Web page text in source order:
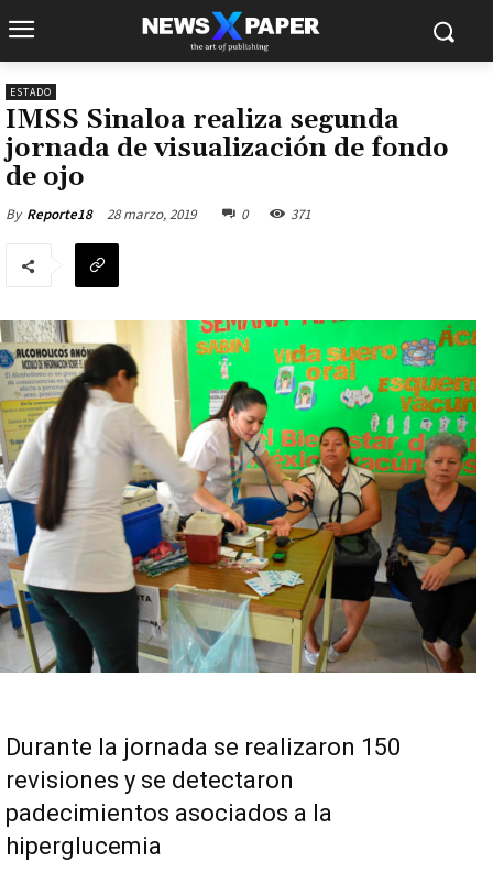
ESTADO
IMSS Sinaloa realiza segunda
jornada de visualización de fondo
de ojo
By Reporte18 28 marzo, 2019 0 371
Durante la jornada se realizaron 150
revisiones y se detectaron
padecimientos asociados a la
hiperglucemia